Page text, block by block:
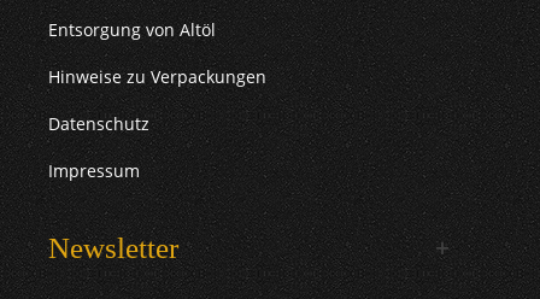
Entsorgung von Altöl
Hinweise zu Verpackungen
Datenschutz
Impressum
Newsletter